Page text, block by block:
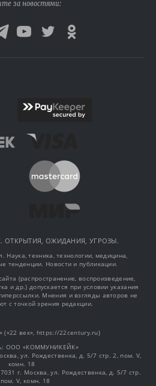
за новостями:
ОТКРЫТИЯ, ОЖИДАНИЯ, УГРОЗЫ.
Наука, техника, технологии, медицина,
тенденции. Новости и публикации.
(распространение, воспроизведение,
и др.) допускается при условии указания
Мнения и взгляды авторов не
с точкой зрения редакции.
(«22 век», https://22century.ru)
OOO «КОММУНИКЕЙК»
ул. Рождественка, д. 5/7 стр. 2, пом. V,
комн. 18
г. Москва, ул. Рождественка, д. 5/7 стр.
V, комн. 18